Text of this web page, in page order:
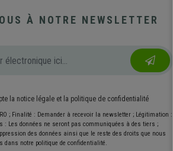
À NOTRE NEWSLETTER
la notice légale et la politique de confidentialité
; Finalité : Demander à recevoir la newsletter ; Légitimation :
: Les données ne seront pas communiquées à des tiers ;
des données ainsi que le reste des droits que nous
dans notre politique de confidentialité.